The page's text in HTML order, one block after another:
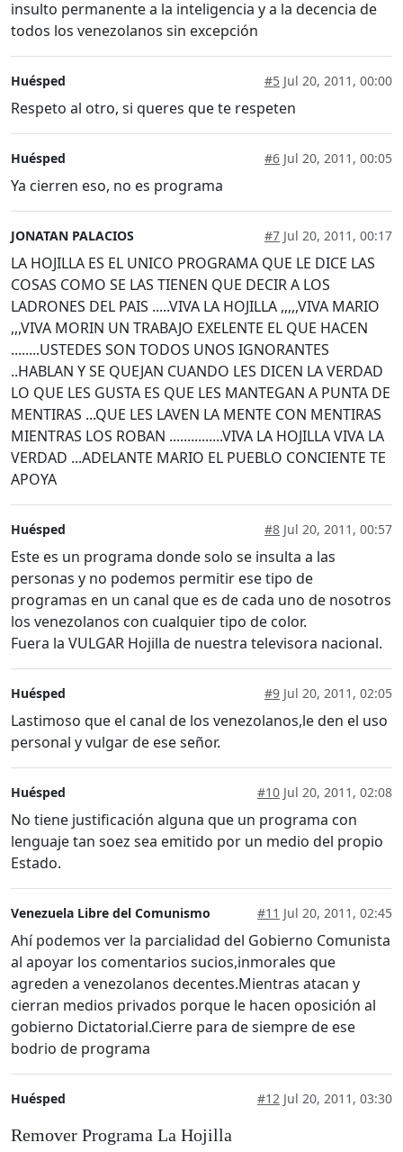
insulto permanente a la inteligencia y a la decencia de
todos los venezolanos sin excepción
Huésped #5 Jul 20, 2011, 00:00
Respeto al otro, si queres que te respeten
Huésped #6 Jul 20, 2011, 00:05
Ya cierren eso, no es programa
JONATAN PALACIOS #7 Jul 20, 2011, 00:17
LA HOJILLA ES EL UNICO PROGRAMA QUE LE DICE LAS
COSAS COMO SE LAS TIENEN QUE DECIR A LOS
LADRONES DEL PAIS .....VIVA LA HOJILLA ,,,,,VIVA MARIO
,,,VIVA MORIN UN TRABAJO EXELENTE EL QUE HACEN
........USTEDES SON TODOS UNOS IGNORANTES
..HABLAN Y SE QUEJAN CUANDO LES DICEN LA VERDAD
LO QUE LES GUSTA ES QUE LES MANTEGAN A PUNTA DE
MENTIRAS ...QUE LES LAVEN LA MENTE CON MENTIRAS
MIENTRAS LOS ROBAN ...............VIVA LA HOJILLA VIVA LA
VERDAD ...ADELANTE MARIO EL PUEBLO CONCIENTE TE
APOYA
Huésped #8 Jul 20, 2011, 00:57
Este es un programa donde solo se insulta a las
personas y no podemos permitir ese tipo de
programas en un canal que es de cada uno de nosotros
los venezolanos con cualquier tipo de color.
Fuera la VULGAR Hojilla de nuestra televisora nacional.
Huésped #9 Jul 20, 2011, 02:05
Lastimoso que el canal de los venezolanos,le den el uso
personal y vulgar de ese señor.
Huésped #10 Jul 20, 2011, 02:08
No tiene justificación alguna que un programa con
lenguaje tan soez sea emitido por un medio del propio
Estado.
Venezuela Libre del Comunismo #11 Jul 20, 2011, 02:45
Ahí podemos ver la parcialidad del Gobierno Comunista
al apoyar los comentarios sucios,inmorales que
agreden a venezolanos decentes.Mientras atacan y
cierran medios privados porque le hacen oposición al
gobierno Dictatorial.Cierre para de siempre de ese
bodrio de programa
Huésped #12 Jul 20, 2011, 03:30
Remover Programa La Hojilla